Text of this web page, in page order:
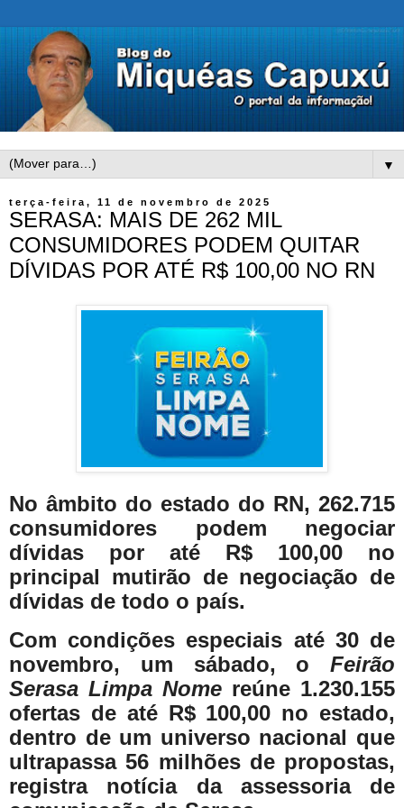
▼
terça-feira, 11 de novembro de 2025
SERASA: MAIS DE 262 MIL
CONSUMIDORES PODEM QUITAR
DÍVIDAS POR ATÉ R$ 100,00 NO RN
No âmbito do estado do RN, 262.715
consumidores podem negociar
dívidas por até R$ 100,00 no
principal mutirão de negociação de
dívidas de todo o país.
Com condições especiais até 30 de
novembro, um sábado, o Feirão
Serasa Limpa Nome reúne 1.230.155
ofertas de até R$ 100,00 no estado,
dentro de um universo nacional que
ultrapassa 56 milhões de propostas,
registra notícia da assessoria de